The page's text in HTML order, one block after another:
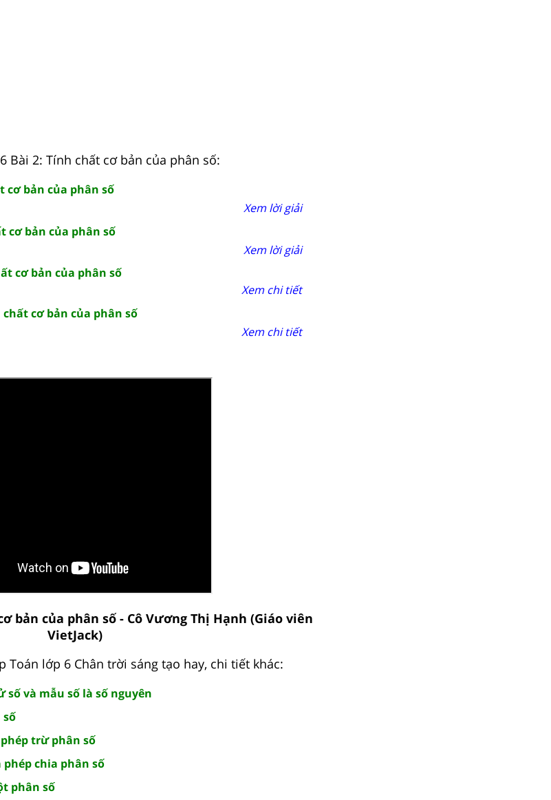
Bài 2: Tính chất cơ bản của phân số:
cơ bản của phân số
Xem lời giải
cơ bản của phân số
Xem lời giải
cơ bản của phân số
Xem chi tiết
chất cơ bản của phân số
Xem chi tiết
bản của phân số - Cô Vương Thị Hạnh (Giáo viên
VietJack)
Toán lớp 6 Chân trời sáng tạo hay, chi tiết khác:
số và mẫu số là số nguyên
số
phép trừ phân số
phép chia phân số
phân số